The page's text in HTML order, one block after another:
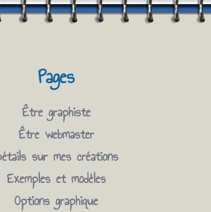
Pages
Être graphiste
Être webmaster
sur mes créations
Exemples et modèles
Options graphique